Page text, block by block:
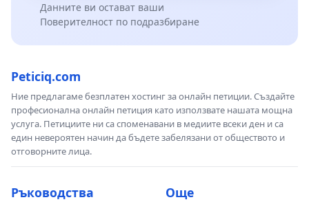
Данните ви остават ваши
Поверителност по подразбиране
Peticiq.com
Ние предлагаме безплатен хостинг за онлайн петиции. Създайте
професионална онлайн петиция като използвате нашата мощна
услуга. Петициите ни са споменавани в медиите всеки ден и са
един невероятен начин да бъдете забелязани от обществото и
отговорните лица.
Ръководства Още